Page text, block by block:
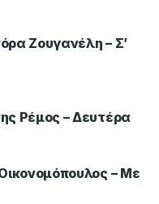
Ζουγανέλη – Σ’
Ρέμος – Δευτέρα
– Με